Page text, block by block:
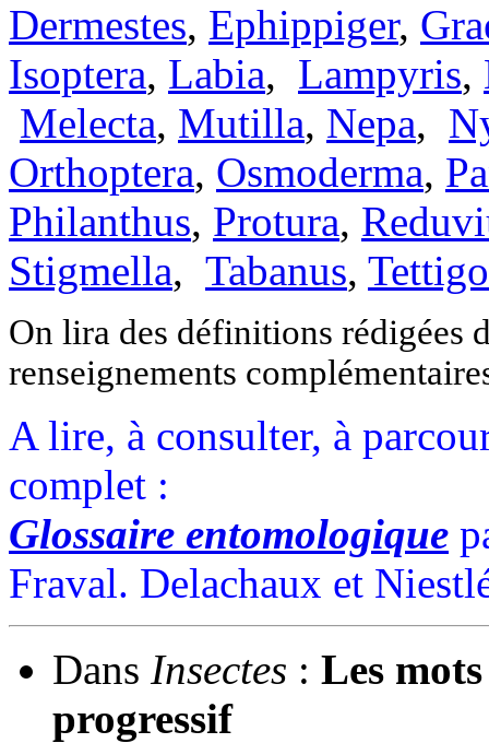
Dermestes, Ephippiger,
Isoptera, Labia, Lampyris,
Melecta, Mutilla, Nepa,
Orthoptera, Osmoderma,
Philanthus, Protura,
Stigmella, Tabanus,
On lira des définitions rédigées
renseignements
A lire, à consulter, à
complet :
Glossaire entomologique
Fraval. Delachaux et
Dans Insectes : Les
progressif